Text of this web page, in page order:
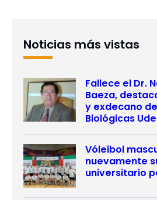
Noticias más vistas
Fallece el Dr.
Baeza,
y exdecano
Biológicas
Vóleibol
nuevamente
universitario